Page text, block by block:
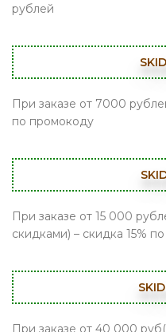
рублей
При заказе от 7000
по промокоду
При заказе от 15 000
скидками) – скидка 15%
При заказе от 40 000